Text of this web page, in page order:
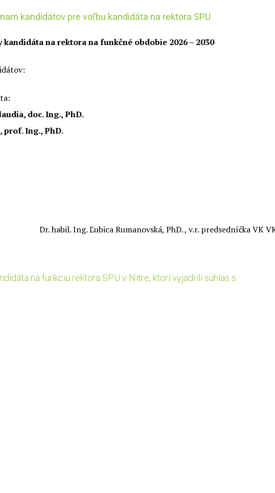
kandidátov pre voľbu kandidáta na rektora SPU
kandidáta na rektora na funkčné obdobie 2026 – 2030
doc. Ing., PhD.
prof. Ing., PhD.
Dr. habil. Ing. Ľubica Rumanovská, PhD. , v.r. predsedníčka VK
na funkciu rektora SPU v Nitre, ktorí vyjadrili súhlas s